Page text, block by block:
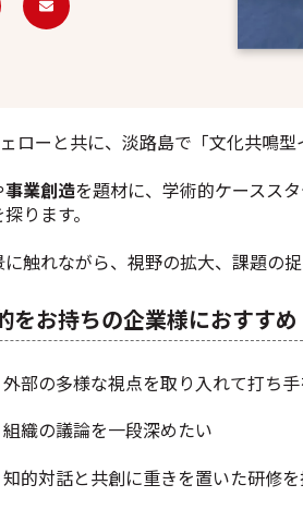
ローと共に、淡路島で「文化共鳴
事業創造を題材に、学術的ケースス
ります。
触れながら、視野の拡大、課題の
をお持ちの企業様におすすめ
部の多様な視点を取り入れて打ち
織の議論を一段深めたい
的対話と共創に重きを置いた研修